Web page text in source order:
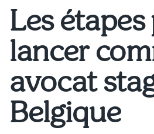
Les
lancer
avocat
Belgique